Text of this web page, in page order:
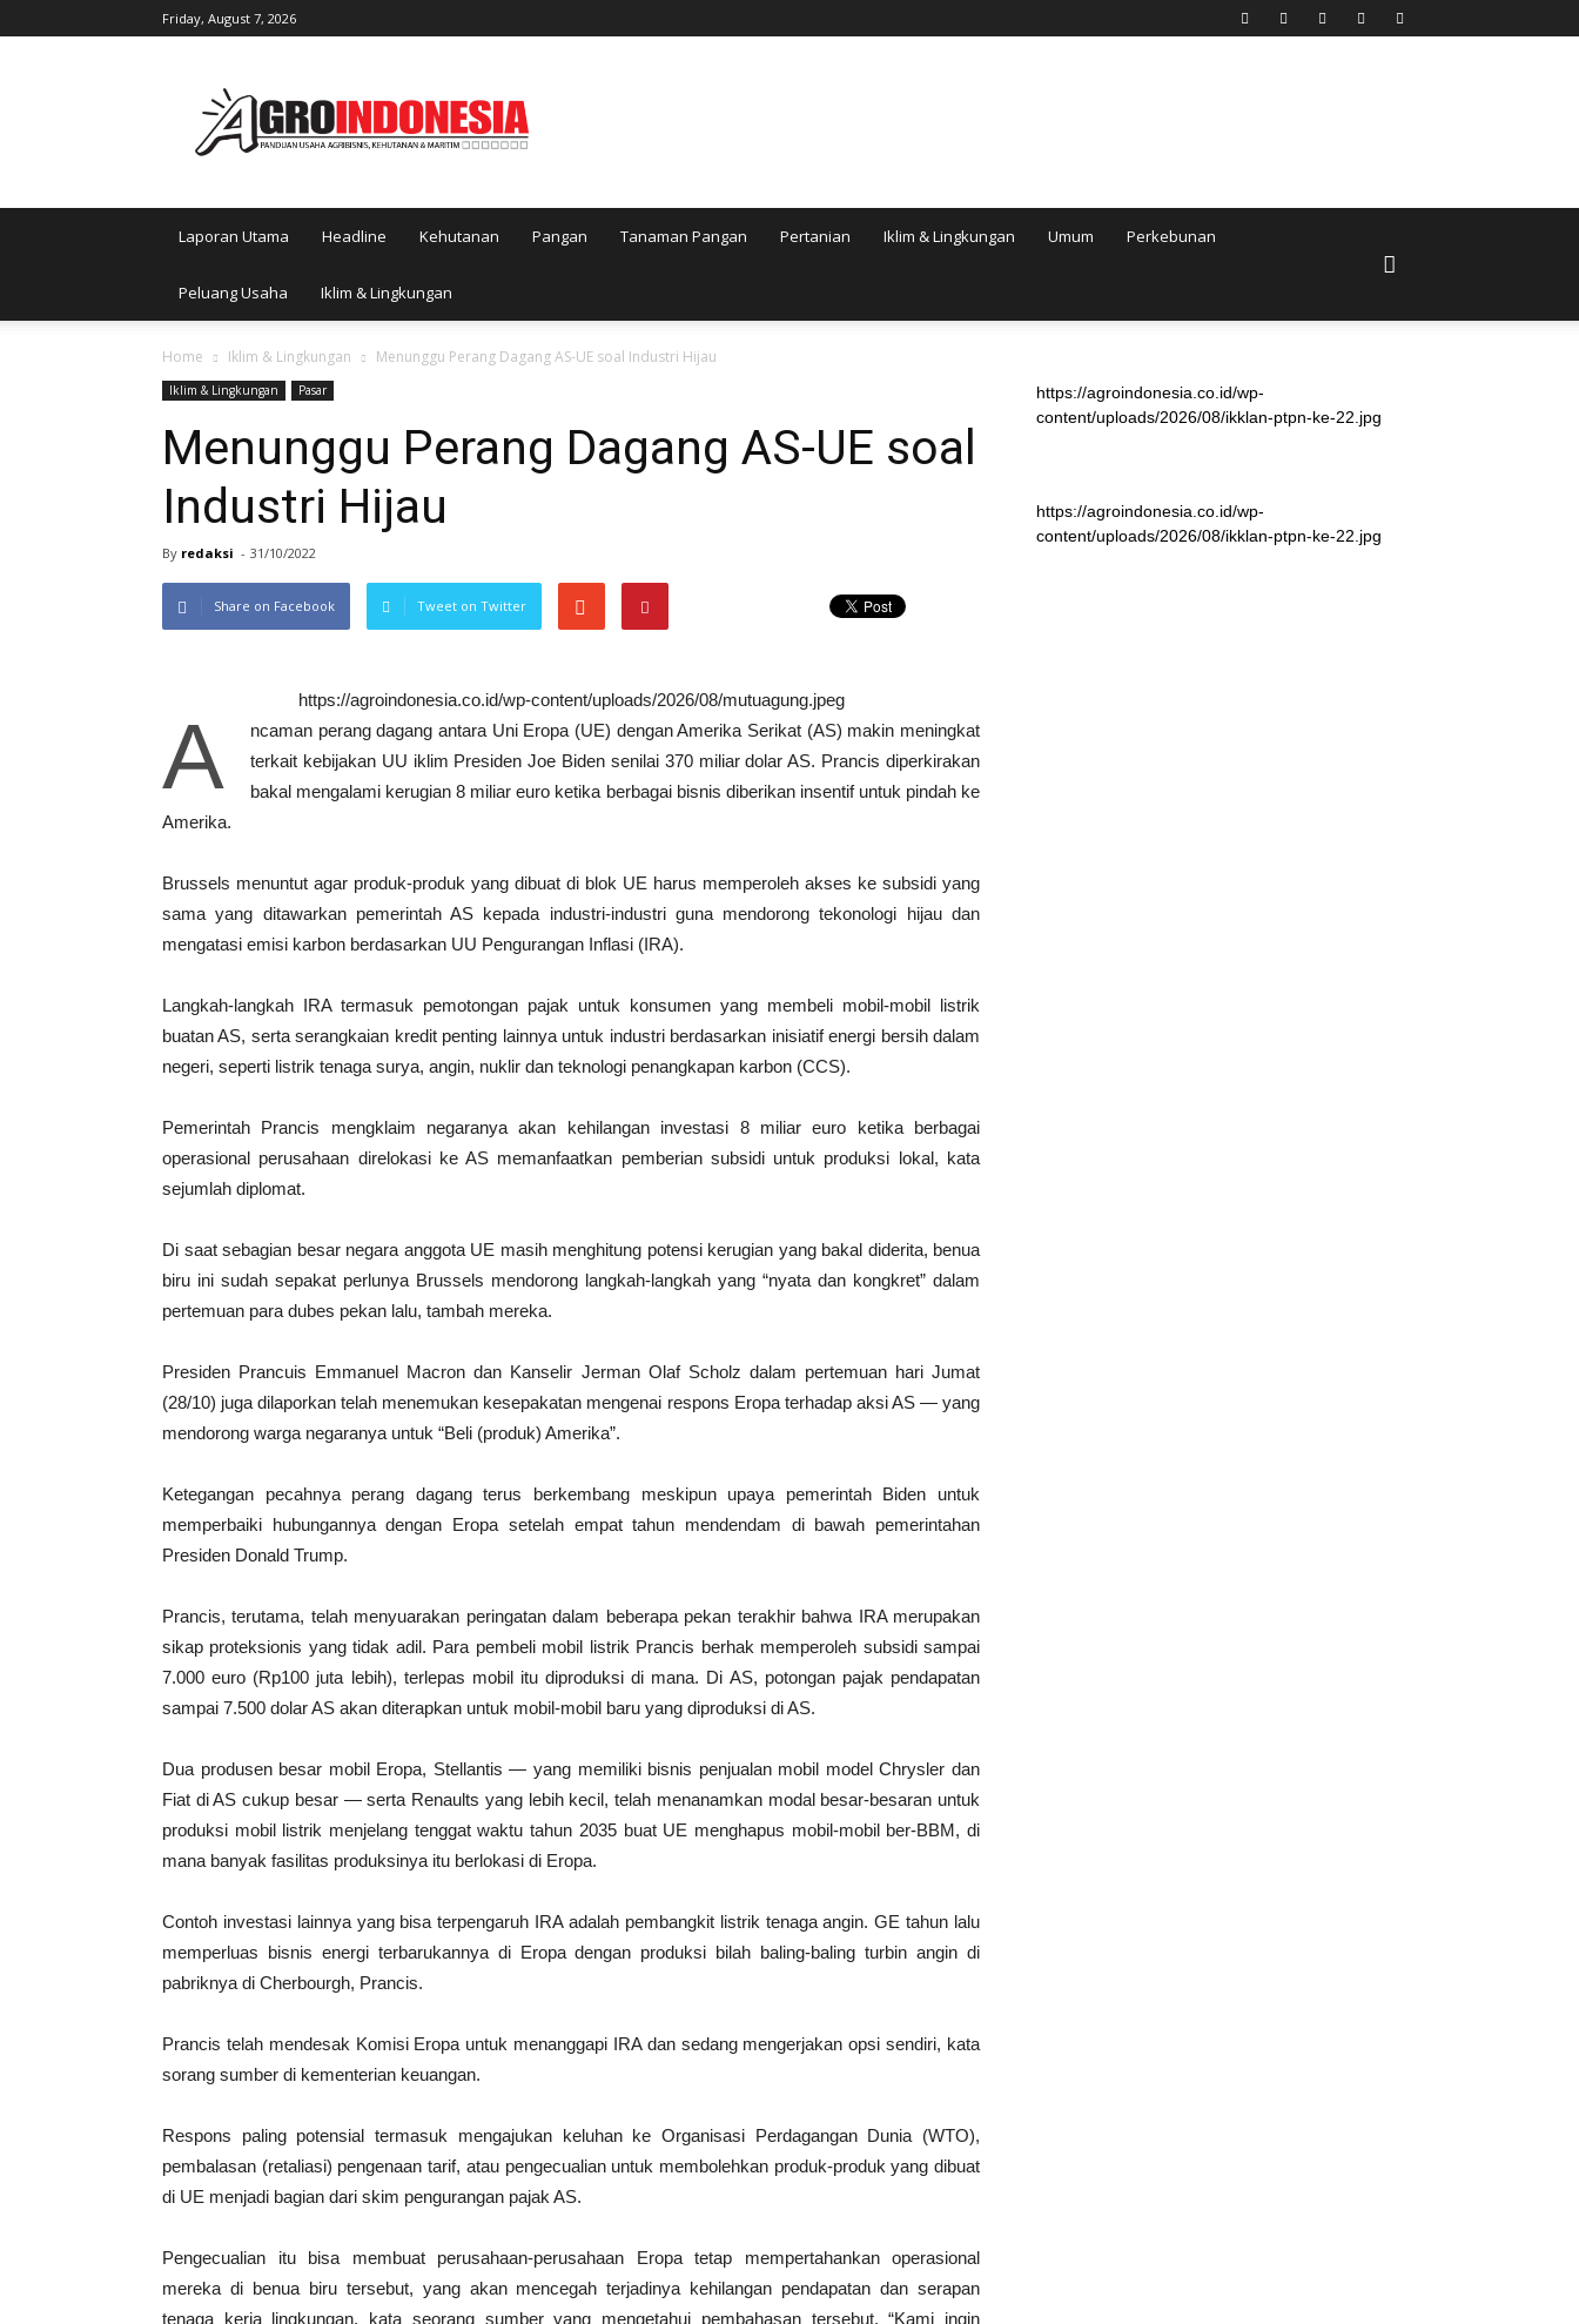
Friday, August 7, 2026
Laporan Utama Headline Kehutanan Pangan Tanaman Pangan Pertanian Iklim & Lingkungan Umum Perkebunan
Peluang Usaha Iklim & Lingkungan
Home Iklim & Lingkungan Menunggu Perang Dagang AS-UE soal Industri Hijau
Iklim & Lingkungan Pasar
Menunggu Perang Dagang AS-UE soal
Industri Hijau
By redaksi - 31/10/2022
Share on Facebook Tweet on Twitter
https://agroindonesia.co.id/wp-content/uploads/2026/08/mutuagung.jpeg
A
ncaman perang dagang antara Uni Eropa (UE) dengan Amerika Serikat (AS) makin meningkat
terkait kebijakan UU iklim Presiden Joe Biden senilai 370 miliar dolar AS. Prancis diperkirakan
bakal mengalami kerugian 8 miliar euro ketika berbagai bisnis diberikan insentif untuk pindah ke
Amerika.
Brussels menuntut agar produk-produk yang dibuat di blok UE harus memperoleh akses ke subsidi yang
sama yang ditawarkan pemerintah AS kepada industri-industri guna mendorong tekonologi hijau dan
mengatasi emisi karbon berdasarkan UU Pengurangan Inflasi (IRA).
Langkah-langkah IRA termasuk pemotongan pajak untuk konsumen yang membeli mobil-mobil listrik
buatan AS, serta serangkaian kredit penting lainnya untuk industri berdasarkan inisiatif energi bersih dalam
negeri, seperti listrik tenaga surya, angin, nuklir dan teknologi penangkapan karbon (CCS).
Pemerintah Prancis mengklaim negaranya akan kehilangan investasi 8 miliar euro ketika berbagai
operasional perusahaan direlokasi ke AS memanfaatkan pemberian subsidi untuk produksi lokal, kata
sejumlah diplomat.
Di saat sebagian besar negara anggota UE masih menghitung potensi kerugian yang bakal diderita, benua
biru ini sudah sepakat perlunya Brussels mendorong langkah-langkah yang “nyata dan kongkret” dalam
pertemuan para dubes pekan lalu, tambah mereka.
Presiden Prancuis Emmanuel Macron dan Kanselir Jerman Olaf Scholz dalam pertemuan hari Jumat
(28/10) juga dilaporkan telah menemukan kesepakatan mengenai respons Eropa terhadap aksi AS — yang
mendorong warga negaranya untuk “Beli (produk) Amerika”.
Ketegangan pecahnya perang dagang terus berkembang meskipun upaya pemerintah Biden untuk
memperbaiki hubungannya dengan Eropa setelah empat tahun mendendam di bawah pemerintahan
Presiden Donald Trump.
Prancis, terutama, telah menyuarakan peringatan dalam beberapa pekan terakhir bahwa IRA merupakan
sikap proteksionis yang tidak adil. Para pembeli mobil listrik Prancis berhak memperoleh subsidi sampai
7.000 euro (Rp100 juta lebih), terlepas mobil itu diproduksi di mana. Di AS, potongan pajak pendapatan
sampai 7.500 dolar AS akan diterapkan untuk mobil-mobil baru yang diproduksi di AS.
Dua produsen besar mobil Eropa, Stellantis — yang memiliki bisnis penjualan mobil model Chrysler dan
Fiat di AS cukup besar — serta Renaults yang lebih kecil, telah menanamkan modal besar-besaran untuk
produksi mobil listrik menjelang tenggat waktu tahun 2035 buat UE menghapus mobil-mobil ber-BBM, di
mana banyak fasilitas produksinya itu berlokasi di Eropa.
Contoh investasi lainnya yang bisa terpengaruh IRA adalah pembangkit listrik tenaga angin. GE tahun lalu
memperluas bisnis energi terbarukannya di Eropa dengan produksi bilah baling-baling turbin angin di
pabriknya di Cherbourgh, Prancis.
Prancis telah mendesak Komisi Eropa untuk menanggapi IRA dan sedang mengerjakan opsi sendiri, kata
sorang sumber di kementerian keuangan.
Respons paling potensial termasuk mengajukan keluhan ke Organisasi Perdagangan Dunia (WTO),
pembalasan (retaliasi) pengenaan tarif, atau pengecualian untuk membolehkan produk-produk yang dibuat
di UE menjadi bagian dari skim pengurangan pajak AS.
Pengecualian itu bisa membuat perusahaan-perusahaan Eropa tetap mempertahankan operasional
mereka di benua biru tersebut, yang akan mencegah terjadinya kehilangan pendapatan dan serapan
tenaga kerja lingkungan, kata seorang sumber yang mengetahui pembahasan tersebut. “Kami ingin
https://agroindonesia.co.id/wp-
content/uploads/2026/08/ikklan-ptpn-ke-22.jpg
https://agroindonesia.co.id/wp-
content/uploads/2026/08/ikklan-ptpn-ke-22.jpg